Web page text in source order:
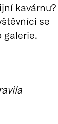
kavárnu?
se
galerie.